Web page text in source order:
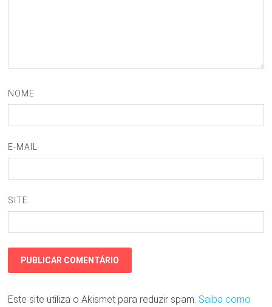
NOME
E-MAIL
SITE
Este site utiliza o Akismet para reduzir spam. Saiba como